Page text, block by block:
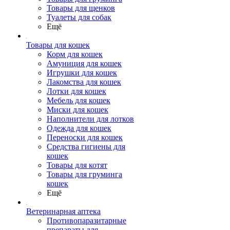
Товары для щенков
Туалеты для собак
Ещё
Товары для кошек
Корм для кошек
Амуниция для кошек
Игрушки для кошек
Лакомства для кошек
Лотки для кошек
Мебель для кошек
Миски для кошек
Наполнители для лотков
Одежда для кошек
Переноски для кошек
Средства гигиены для
кошек
Товары для котят
Товары для груминга
кошек
Ещё
Ветеринарная аптека
Противопаразитарные